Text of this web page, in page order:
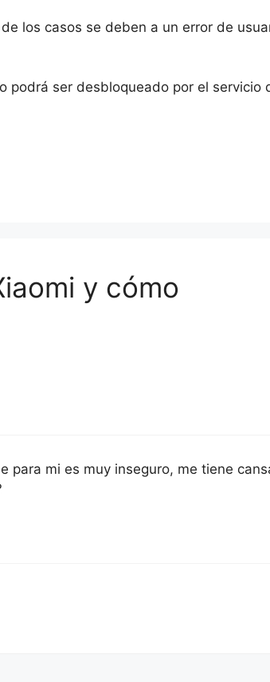
los casos se deben a un error de
ser desbloqueado por el servicio
y cómo
para mi es muy inseguro, me tiene